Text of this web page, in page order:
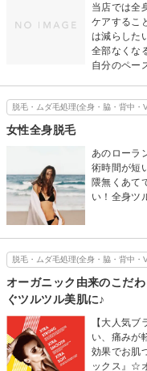
当店では全
ケアするこ
は減らした
全部なくな
自分のペー
脱毛・ムダ毛処理(全身・脇・背中・
女性全身脱毛
あのローラ
術時間が短
隈無くあて
い！全身ツ
脱毛・ムダ毛処理(全身・脇・背中・
オーガニック由来のこだ
ぐツルツル美肌に♪
【大人気
い、痛みが
効果でお肌
ックス』☆